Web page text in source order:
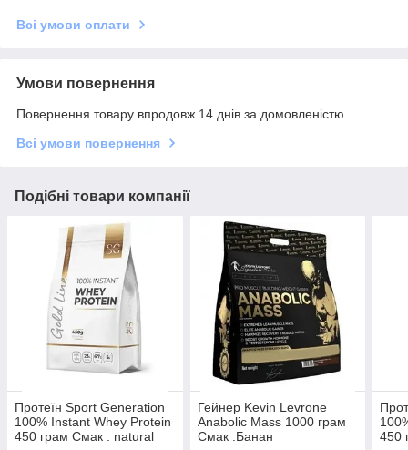
Всі умови оплати
Умови повернення
Повернення товару впродовж 14 днів за домовленістю
Всі умови повернення
Подібні товари компанії
Протеїн Sport Generation
100% Instant Whey Protein
450 грам Смак : natural
Гейнер Kevin Levrone
Anabolic Mass 1000 грам
Смак :Банан
450